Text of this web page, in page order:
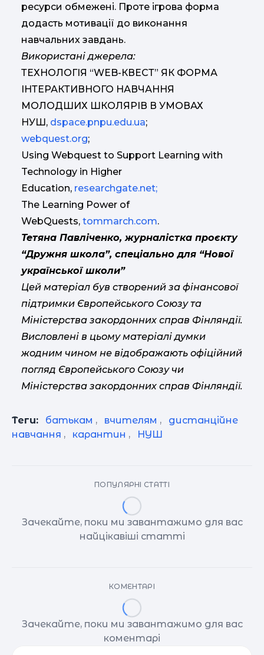
ресурси обмежені. Проте ігрова форма
додасть мотивації до виконання
навчальних завдань.
Використані джерела:
ТЕХНОЛОГІЯ “WEB-КВЕСТ” ЯК ФОРМА
ІНТЕРАКТИВНОГО НАВЧАННЯ
МОЛОДШИХ ШКОЛЯРІВ В УМОВАХ
НУШ, dspace.pnpu.edu.ua;
webquest.org;
Using Webquest to Support Learning with
Technology in Higher
Education, researchgate.net;
The Learning Power of
WebQuests, tommarch.com.
Тетяна Павліченко, журналістка проєкту
“Дружня школа”, спеціально для “Нової
української школи”
Цей матеріал був створений за фінансової
підтримки Європейського Союзу та
Міністерства закордонних справ Фінляндії.
Висловлені в цьому матеріалі думки
жодним чином не відображають офіційний
погляд Європейського Союзу чи
Міністерства закордонних справ Фінляндії.
Теги: батькам , вчителям ,
дистанційне
навчання , карантин , НУШ
ПОПУЛЯРНІ СТАТТІ
Зачекайте, поки ми завантажимо для вас
найцікавіші статті
КОМЕНТАРІ
Зачекайте, поки ми завантажимо для вас
коментарі